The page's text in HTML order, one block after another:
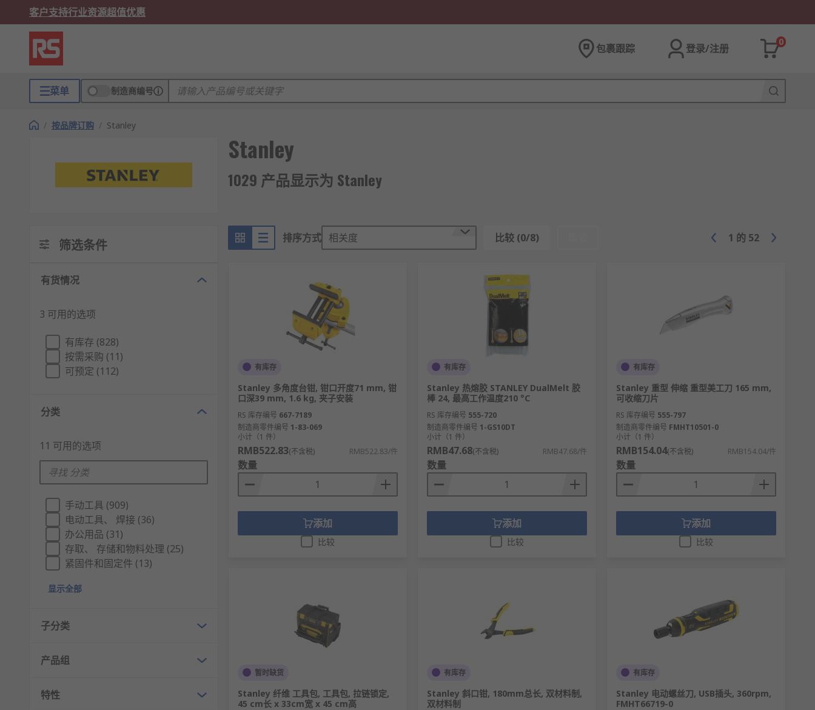
客户支持行业资源超值优惠
包裹跟踪 登录/注册
0
菜单 制造商编号
/ 按品牌订购 / Stanley
Stanley
1029 产品显示为 Stanley
筛选条件
有货情况
3 可用的选项
有库存 (828)
按需采购 (11)
可预定 (112)
分类
11 可用的选项
手动工具 (909)
电动工具、 焊接 (36)
办公用品 (31)
存取、 存储和物料处理 (25)
紧固件和固定件 (13)
显示全部
子分类
产品组
特性
排序方式 相关度 比较 (0/8) 1 的 52
有库存
Stanley 多角度台钳, 钳口开度71 mm, 钳
口深39 mm, 1.6 kg, 夹子安装
RS 库存编号 667-7189
制造商零件编号 1-83-069
小计（1 件）
RMB522.83(不含税) RMB522.83/件
数量
添加
比较
有库存
Stanley 热熔胶 STANLEY DualMelt 胶
棒 24, 最高工作温度210 °C
RS 库存编号 555-720
制造商零件编号 1-GS10DT
小计（1 件）
RMB47.68(不含税) RMB47.68/件
数量
添加
比较
有库存
Stanley 重型 伸缩 重型美工刀 165 mm,
可收缩刀片
RS 库存编号 555-797
制造商零件编号 FMHT10501-0
小计（1 件）
RMB154.04(不含税) RMB154.04/件
数量
添加
比较
暂时缺货
Stanley 纤维 工具包, 工具包, 拉链锁定,
45 cm长 x 33cm宽 x 45 cm高
有库存
Stanley 斜口钳, 180mm总长, 双材料制,
双材料制
有库存
Stanley 电动螺丝刀, USB插头, 360rpm,
FMHT66719-0